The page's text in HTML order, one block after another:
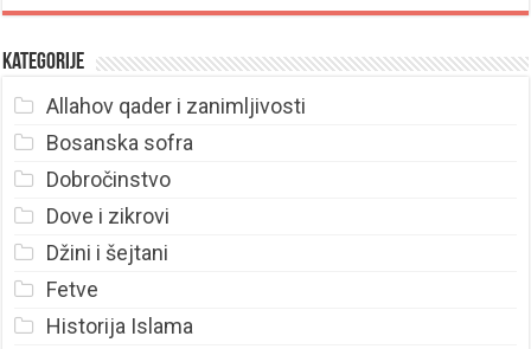
Kategorije
Allahov qader i zanimljivosti
Bosanska sofra
Dobročinstvo
Dove i zikrovi
Džini i šejtani
Fetve
Historija Islama